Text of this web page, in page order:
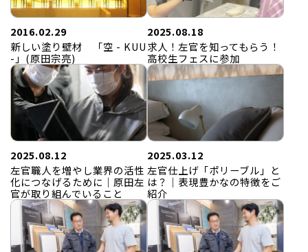
2016.02.29
新しい塗り壁材 「空 - KUU
-」(原田宗亮)
2025.08.18
求人！左官を知ってもらう！
高校生フェスに参加
2025.08.12
左官職人を増やし業界の活性
化につなげるために｜原田左
官が取り組んでいること
2025.03.12
左官仕上げ「ポリーブル」と
は？｜表現豊かなの特徴をご
紹介